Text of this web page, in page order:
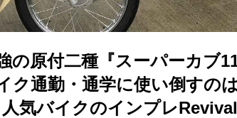
の原付二種『スーパーカブ
ク通勤・通学に使い倒すの
気バイクのインプレ